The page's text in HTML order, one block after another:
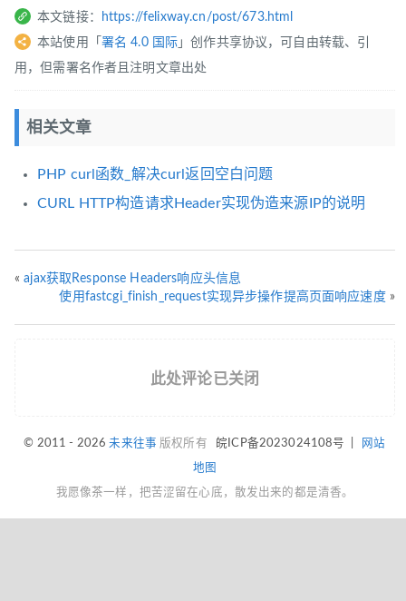
本文链接：
https://felixway.cn/post/673.html
本站使用「 署名 4.0 国际 」创作共享协议，可自由转载、引
用，但需署名作者且注明文章出处
相关文章
PHP curl函数_解决curl返回空白问题
CURL HTTP构造请求Header实现伪造来源IP的说明
«ajax获取Response Headers响应头信息
使用fastcgi_finish_request实现异步操作提高页面响应速度»
此处评论已关闭
© 2011 - 2026未来往事 版权所有 皖ICP备2023024108号 网站
地图
我愿像茶一样，把苦涩留在心底，散发出来的都是清香。